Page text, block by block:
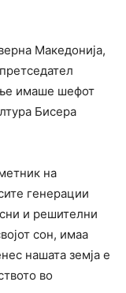
Македонија,
имаше шефот
Бисера
на
генерации
и решителни
сон, имаа
нашата земја е
во